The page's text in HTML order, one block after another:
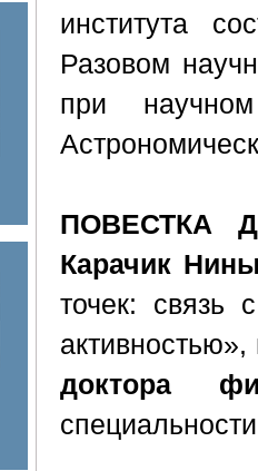
института
Разовом
при
ПОВЕСТКА
Карачик
точек: связь
доктора